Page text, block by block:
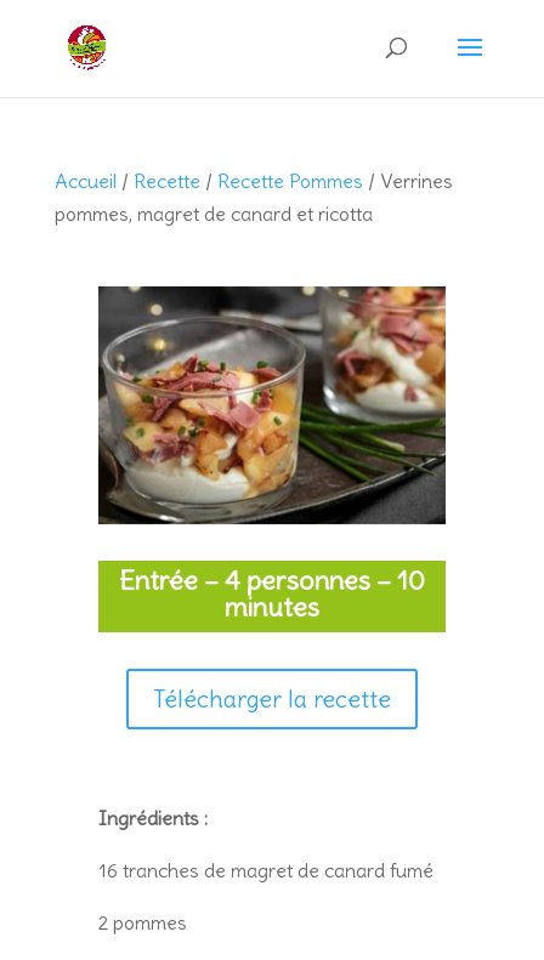
Recherche
produits
Accueil / Recette / Recette Pommes / Verrines
pommes, magret de canard et ricotta
Entrée – 4 personnes – 10
minutes
Télécharger la recette
Ingrédients :
16 tranches de magret de canard fumé
2 pommes